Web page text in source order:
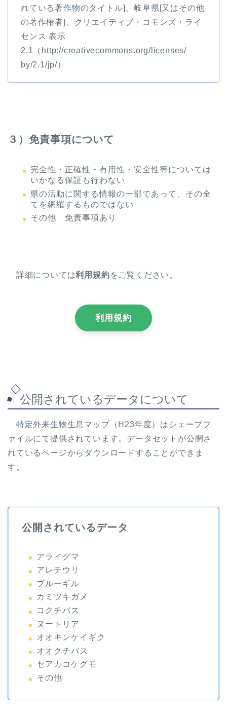
れている著作物のタイトル]、岐阜県[又はその他
の著作権者]、クリエイティブ・コモンズ・ライ
センス 表示
2.1（http://creativecommons.org/licenses/
by/2.1/jp/）
３）免責事項について
完全性・正確性・有用性・安全性等については
いかなる保証も行わない
県の活動に関する情報の一部であって、その全
てを網羅するものではない
その他 免責事項あり
詳細については利用規約をご覧ください。
利用規約
公開されているデータについて
特定外来生物生息マップ（H23年度）はシェープフ
ァイルにて提供されています。データセットが公開さ
れているページからダウンロードすることができま
す。
公開されているデータ
アライグマ
アレチウリ
ブルーギル
カミツキガメ
コクチバス
ヌートリア
オオキンケイギク
オオクチバス
セアカコケグモ
その他